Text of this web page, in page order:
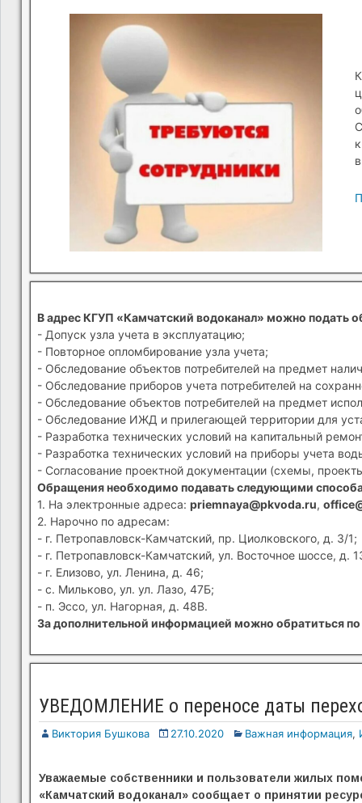
В адрес КГУП «Камчатский водоканал» можно подать
- Допуск узла учета в эксплуатацию;
- Повторное опломбирование узла учета;
- Обследование объектов потребителей на предмет
- Обследование приборов учета потребителей на
- Обследование объектов потребителей на предмет
- Обследование ИЖД и прилегающей территории для
- Разработка технических условий на капитальный
- Разработка технических условий на приборы учета
- Согласование проектной документации (схемы,
Обращения необходимо подавать следующими
1. На электронные адреса: priemnaya@pkvoda.ru,
2. Нарочно по адресам:
- г. Петропавловск-Камчатский, пр. Циолковского, д. 3/1;
- г. Петропавловск-Камчатский, ул. Восточное шоссе, д.
- г. Елизово, ул. Ленина, д. 46;
- с. Мильково, ул. ул. Лазо, 47Б;
- п. Эссо, ул. Нагорная, д. 48В.
За дополнительной информацией можно обратиться
УВЕДОМЛЕНИЕ о переносе даты
Виктория Бушкова 27.10.2020 Важная информация,
Уважаемые собственники и пользователи жилых
«Камчатский водоканал» сообщает о принятии